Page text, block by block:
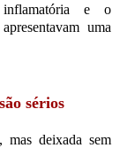
inflamatória e o
uma
sérios
mas deixada sem